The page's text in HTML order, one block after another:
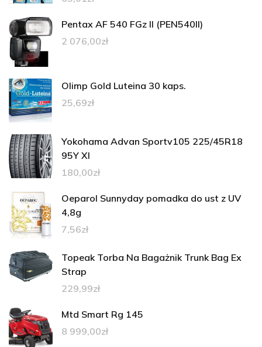
Pentax AF 540 FGz II (PEN540II)
2 076,00zł
Olimp Gold Luteina 30 kaps.
25,69zł
Yokohama Advan Sportv105 225/45R18
95Y Xl
180,00zł
Oeparol Sunnyday pomadka do ust z UV
4,8g
7,56zł
Topeak Torba Na Bagażnik Trunk Bag Ex
Strap
229,99zł
Mtd Smart Rg 145
8 999,00zł